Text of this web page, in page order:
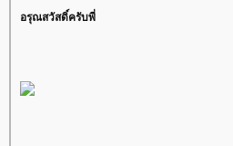
อรุณสวัสดิ์ครับพี่